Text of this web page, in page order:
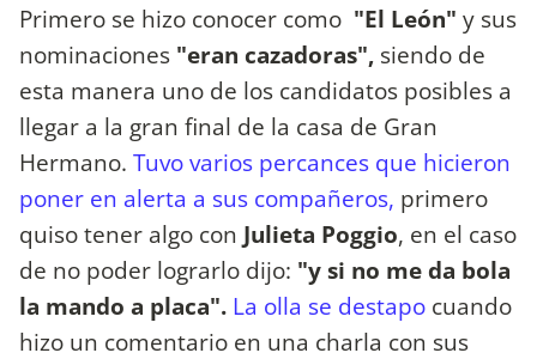
Primero se hizo conocer como "El León" y sus
nominaciones "eran cazadoras", siendo de
esta manera uno de los candidatos posibles a
llegar a la gran final de la casa de Gran
Hermano. Tuvo varios percances que hicieron
poner en alerta a sus compañeros, primero
quiso tener algo con Julieta Poggio, en el caso
de no poder lograrlo dijo: "y si no me da bola
la mando a placa". La olla se destapo cuando
hizo un comentario en una charla con sus